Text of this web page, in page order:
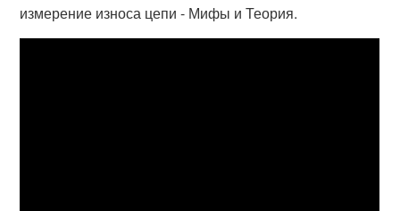
измерение износа цепи - Мифы и Теория.